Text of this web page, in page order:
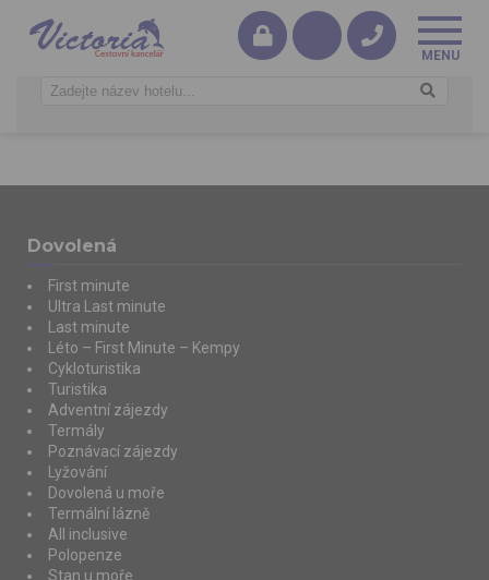
Dovolená
First minute
Ultra Last minute
Last minute
Léto – First Minute – Kempy
Cykloturistika
Turistika
Adventní zájezdy
Termály
Poznávací zájezdy
Lyžování
Dovolená u moře
Termální lázně
All inclusive
Polopenze
Stan u moře